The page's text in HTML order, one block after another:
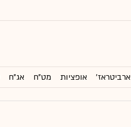
ארביטראז' אופציות מט"ח אג"ח